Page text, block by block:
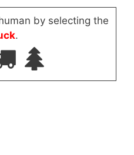
by selecting the
.